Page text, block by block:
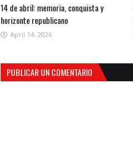
14 de abril: memoria, conquista y
horizonte republicano
April 14, 2026
PUBLICAR UN COMENTARIO